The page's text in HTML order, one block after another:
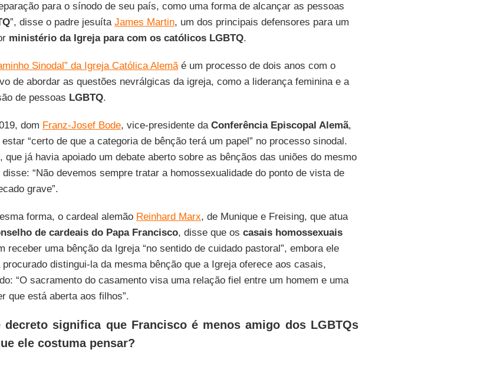
para o sínodo de seu país, como uma forma de alcançar as pessoas
”, disse o padre jesuíta James Martin, um dos principais defensores para um
ministério da Igreja para com os católicos LGBTQ.
Sinodal” da Igreja Católica Alemãé um processo de dois anos com o
de abordar as questões nevrálgicas da igreja, como a liderança feminina e a
de pessoas LGBTQ.
dom Franz-Josef Bode, vice-presidente da Conferência Episcopal Alemã,
“certo de que a categoria de bênção terá um papel” no processo sinodal.
, que já havia apoiado um debate aberto sobre as bênçãos das uniões do mesmo
“Não devemos sempre tratar a homossexualidade do ponto de vista de
grave”.
forma, o cardeal alemão Reinhard Marx, de Munique e Freising, que atua
de cardeais do Papa Francisco, disse que os casais homossexuais
receber uma bênção da Igreja “no sentido de cuidado pastoral”, embora ele
procurado distingui-la da mesma bênção que a Igreja oferece aos casais,
“O sacramento do casamento visa uma relação fiel entre um homem e uma
que está aberta aos filhos”.
decreto significa que Francisco é menos amigo dos LGBTQs
ele costuma pensar?